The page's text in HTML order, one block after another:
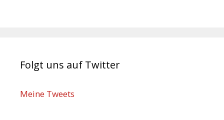
Folgt uns auf Twitter
Meine Tweets